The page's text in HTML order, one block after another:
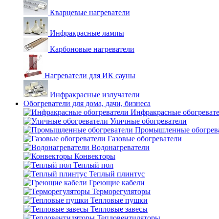
Кварцевые нагреватели
Инфракрасные лампы
Карбоновые нагреватели
Нагреватели для ИК сауны
Инфракрасные излучатели
Обогреватели для дома, дачи, бизнеса
Инфракрасные
Уличные обогреватели
Промышленные
Газовые обогреватели
Водонагреватели
Конвекторы
Теплый пол
Теплый плинтус
Греющие кабели
Терморегуляторы
Тепловые пушки
Тепловые завесы